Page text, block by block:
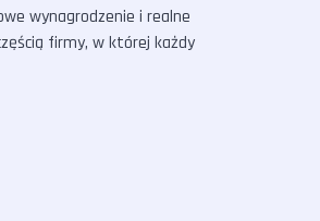
wynagrodzenie i realne
firmy, w której każdy